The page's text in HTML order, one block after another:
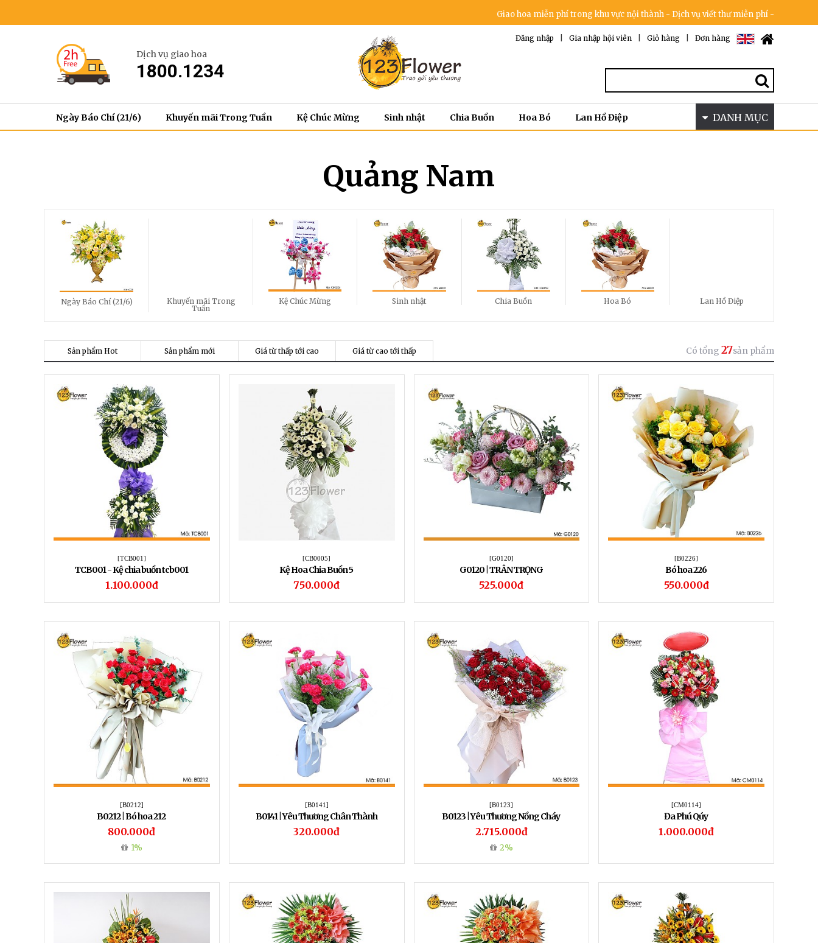
Giao hoa miễn phí trong khu vực nội thành - Dịch vụ viết thư miễn phí - Cam kết không tăng
Dịch vụ giao hoa
1800.1234
Đơn hàng
Giỏ hàng
Gia nhập hội viên
Đăng nhập
Ngày Báo Chí (21/6) Khuyến mãi Trong Tuần Kệ Chúc Mừng Sinh nhật Chia Buồn Hoa Bó Lan Hồ Điệp DANH MỤC
Quảng Nam
Ngày Báo Chí (21/6)
Khuyến mãi Trong
Tuần
Kệ Chúc Mừng Sinh nhật Chia Buồn Hoa Bó Lan Hồ Điệp
Sản phẩm Hot Sản phẩm mới Giá từ thấp tới cao Giá từ cao tới thấp Có tổng 27sản phẩm
[TCB001]
TCB001 - Kệ chia buồn tcb001
1.100.000đ
[CB0005]
Kệ Hoa Chia Buồn 5
750.000đ
[G0120]
G0120 | TRÂN TRỌNG
525.000đ
[B0226]
Bó hoa 226
550.000đ
[B0212]
B0212 | Bó hoa 212
800.000đ
1%
[B0141]
B0141 | Yêu Thương Chân Thành
320.000đ
[B0123]
B0123 | Yêu Thương Nồng Cháy
2.715.000đ
2%
[CM0114]
Đa Phú Qúy
1.000.000đ